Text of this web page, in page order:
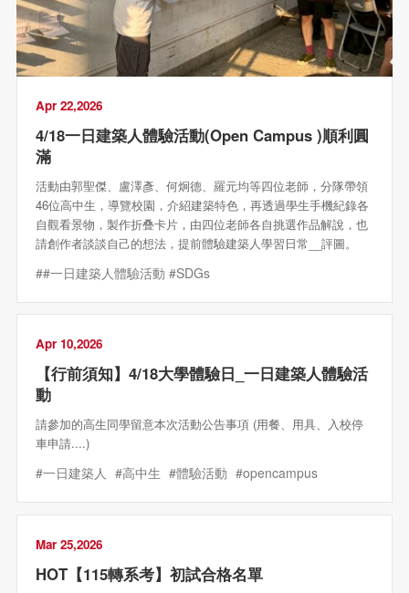
Apr 22,2026
4/18一日建築人體驗活動(Open Campus )順利圓
滿
活動由郭聖傑、盧澤彥、何炯德、羅元均等四位老師，分隊帶領
46位高中生，導覽校園，介紹建築特色，再透過學生手機紀錄各
自觀看景物，製作折叠卡片，由四位老師各自挑選作品解說，也
請創作者談談自己的想法，提前體驗建築人學習日常__評圖。
##一日建築人體驗活動 #SDGs
Apr 10,2026
【行前須知】4/18大學體驗日_一日建築人體驗活
動
請參加的高生同學留意本次活動公告事項 (用餐、用具、入校停
車申請....)
#一日建築人 #高中生 #體驗活動 #opencampus
Mar 25,2026
HOT【115轉系考】初試合格名單